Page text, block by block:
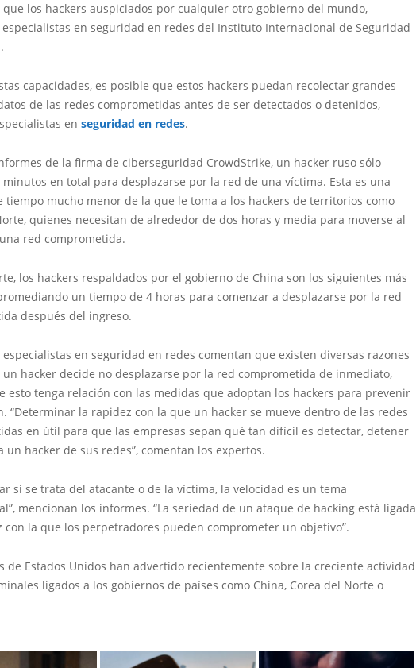
los hackers auspiciados por cualquier otro gobierno del mundo,
en seguridad en redes del Instituto Internacional de Seguridad
capacidades, es posible que estos hackers puedan recolectar grandes
de las redes comprometidas antes de ser detectados o detenidos,
en seguridad en redes.
de la firma de ciberseguridad CrowdStrike, un hacker ruso sólo
minutos en total para desplazarse por la red de una víctima. Esta es una
tiempo mucho menor de la que le toma a los hackers de territorios como
quienes necesitan de alrededor de dos horas y media para moverse al
red comprometida.
los hackers respaldados por el gobierno de China son los siguientes más
un tiempo de 4 horas para comenzar a desplazarse por la red
después del ingreso.
en seguridad en redes comentan que existen diversas razones
hacker decide no desplazarse por la red comprometida de inmediato,
esto tenga relación con las medidas que adoptan los hackers para prevenir
“Determinar la rapidez con la que un hacker se mueve dentro de las redes
en útil para que las empresas sepan qué tan difícil es detectar, detener
un hacker de sus redes”, comentan los expertos.
si se trata del atacante o de la víctima, la velocidad es un tema
mencionan los informes. “La seriedad de un ataque de hacking está ligada
con la que los perpetradores pueden comprometer un objetivo”.
de Estados Unidos han advertido recientemente sobre la creciente actividad
ligados a los gobiernos de países como China, Corea del Norte o